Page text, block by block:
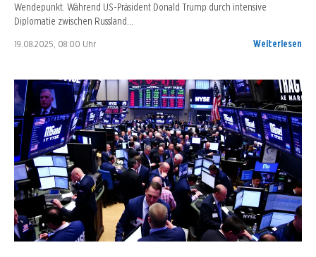
Wendepunkt. Während US-Präsident Donald Trump durch intensive
Diplomatie zwischen Russland…
19.08.2025, 08:00 Uhr Weiterlesen